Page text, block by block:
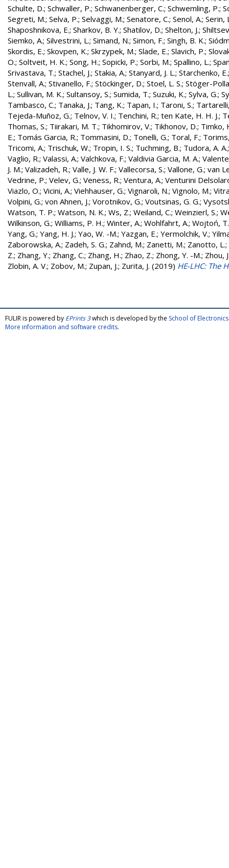
Schulte, D.; Schwaller, P.; Schwanenberger, C.; Schwemling, P.;
Segreti, M.; Selva, P.; Selvaggi, M.; Senatore, C.; Senol, A.; Serin,
Shaposhnikova, E.; Sharkov, B. Y.; Shatilov, D.; Shelton, J.;
Siemko, A.; Silvestrini, L.; Simand, N.; Simon, F.; Singh, B. K.;
Skordis, E.; Skovpen, K.; Skrzypek, M.; Slade, E.; Slavich, P.;
O.; Soltveit, H. K.; Song, H.; Sopicki, P.; Sorbi, M.; Spallino, L.;
Srivastava, T.; Stachel, J.; Stakia, A.; Stanyard, J. L.; Starchenko, E.
Stenvall, A.; Stivanello, F.; Stöckinger, D.; Stoel, L. S.; Stöger-
L.; Sullivan, M. K.; Sultansoy, S.; Sumida, T.; Suzuki, K.; Sylva, G.;
Tambasco, C.; Tanaka, J.; Tang, K.; Tapan, I.; Taroni, S.;
Tejeda-Muñoz, G.; Telnov, V. I.; Tenchini, R.; ten Kate, H. H. J.;
Thomas, S.; Tiirakari, M. T.; Tikhomirov, V.; Tikhonov, D.; Timko,
E.; Tomás Garcia, R.; Tommasini, D.; Tonelli, G.; Toral, F.;
Tricomi, A.; Trischuk, W.; Tropin, I. S.; Tuchming, B.; Tudora, A. A.
Vaglio, R.; Valassi, A.; Valchkova, F.; Valdivia Garcia, M. A.;
J. M.; Valizadeh, R.; Valle, J. W. F.; Vallecorsa, S.; Vallone, G.; van
Vedrine, P.; Velev, G.; Veness, R.; Ventura, A.; Venturini
Viazlo, O.; Vicini, A.; Viehhauser, G.; Vignaroli, N.; Vignolo, M.;
Volpini, G.; von Ahnen, J.; Vorotnikov, G.; Voutsinas, G. G.;
Watson, T. P.; Watson, N. K.; Ws, Z.; Weiland, C.; Weinzierl, S.;
Wilkinson, G.; Williams, P. H.; Winter, A.; Wohlfahrt, A.; Wojtoń, T.
Yang, G.; Yang, H. J.; Yao, W. -M.; Yazgan, E.; Yermolchik, V.;
Zaborowska, A.; Zadeh, S. G.; Zahnd, M.; Zanetti, M.; Zanotto, L.;
Z.; Zhang, Y.; Zhang, C.; Zhang, H.; Zhao, Z.; Zhong, Y. -M.; Zhou,
Zlobin, A. V.; Zobov, M.; Zupan, J.; Zurita, J. (2019) HE-LHC: The
FULIR is powered by EPrints 3which is developed by the School of
More information and software credits.